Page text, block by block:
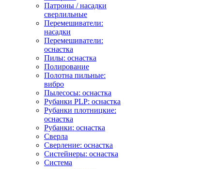
Патроны / насадки
сверлильные
Перемешиватели:
насадки
Перемешиватели:
оснастка
Пилы: оснастка
Полирование
Полотна пильные:
вибро
Пылесосы: оснастка
Рубанки PLP: оснастка
Рубанки плотницкие:
оснастка
Рубанки: оснастка
Сверла
Сверление: оснастка
Систейнеры: оснастка
Система